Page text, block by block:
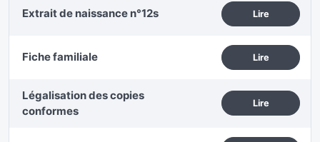
Extrait de naissance n°12s Lire
Fiche familiale Lire
Légalisation des copies
conformes
Lire